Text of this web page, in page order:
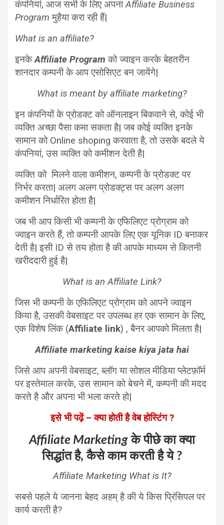
कंपनियां, आज सभी के लिए अपनाAffiliate Business
Program मुहैया करा रही हैं|
What is an affiliate?
इनकेAffiliate Program को ज्वाइन करके बेहतरीन
शानदार कम्पनी के आप एसोसिएट बन जायेंगे|
What is meant by affiliate marketing?
इन कंपनियों के प्रोडक्ट को ऑनलाइन बिकवाने से, कोई भी
व्यक्ति अच्छा पैसा कमा सकता है| जब कोई व्यक्ति इनके
सामान को Online shoping करवाता है, तो उसके बदले ये
कंपनियां, उस व्यक्ति को कमीशन देती है|
व्यक्ति को मिलने वाला कमीशन, कम्पनी के प्रोडक्ट पर
निर्भर करता| अलग अलग प्रोडक्ट्स पर अलग अलग
कमीशन निर्धारित होता है|
जब भी आप किसी भी कम्पनी के एफिलिएट प्रोग्राम को
ज्वाइन करते हैं, तो कम्पनी आपके लिए एक यूनिक ID बनाकर
देती है| इसी ID से तय होता है की आपके माध्यम से कितनी
खरीददारी हुई है|
What is an Affiliate Link?
जिस भी कम्पनी के एफिलिएट प्रोग्राम को आपने ज्वाइन
किया है, उसकी वेबसाइट पर उपलब्ध हर एक सामान के लिए,
एक विशेष लिंक (Affiliate link) , बैनर आपको मिलता है|
Affiliate marketing kaise kiya jata hai
जिसे आप अपनी वेबसाइट, ब्लॉग या सोशल मीडिया प्लेटफ़ॉर्म
पर इस्तेमाल करके, उस सामान को बेचने में, कम्पनी की मदद
करते है और अपना भी भला करते हो|
इसे भी पढ़ें – क्या होती है वेब होस्टिंग ?
Affiliate Marketing के पीछे का क्या
सिद्धांत है, कैसे काम करती है ये ?
Affiliate Marketing What is It?
सबसे पहले ये जानना बेहद अहम् है की ये किस प्रिंसिपल पर
कार्य करती है?